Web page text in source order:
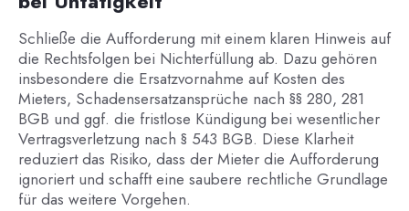
Schließe die Aufforderung mit einem klaren Hinweis auf
die Rechtsfolgen bei Nichterfüllung ab. Dazu gehören
insbesondere die Ersatzvornahme auf Kosten des
Mieters, Schadensersatzansprüche nach §§ 280, 281
BGB und ggf. die fristlose Kündigung bei wesentlicher
Vertragsverletzung nach § 543 BGB. Diese Klarheit
reduziert das Risiko, dass der Mieter die Aufforderung
ignoriert und schafft eine saubere rechtliche Grundlage
für das weitere Vorgehen.